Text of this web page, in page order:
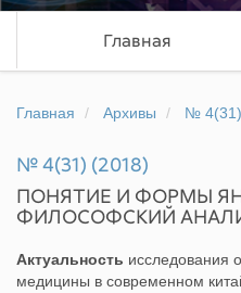
Главная
Главная Архивы №
№ 4(31) (2018)
ПОНЯТИЕ И ФОРМЫ
ФИЛОСОФСКИЙ
Актуальность исследования
медицины в современном